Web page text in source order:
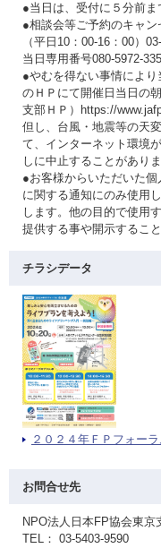
●当日は、受付に５分前ま
●相談会等ご予約のキャ
（平日10：00-16：00）
当日専用番号080-5972-
●やむを得ない事情によ
のＨＰにて開催日当日の
支部ＨＰ）https://
但し、台風・地震等の天
て、インターネット環境
しに中止することがありま
●お客様からいただいた
に関する通知にのみ使用
します。他の目的で使用
提供する事や開示するこ
チラシデータ
２０２４年ＦＰフォー
お問合せ先
NPO法人日本FP協会東京
TEL： 03-5403-9590